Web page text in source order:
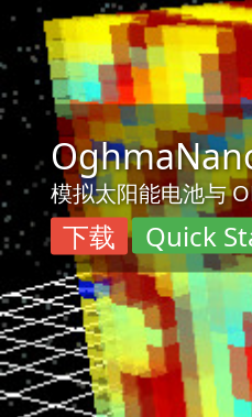
模拟太阳能电池与
下载 Quick